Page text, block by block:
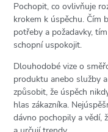
Pochopit, co ovlivňuje
krokem k úspěchu. Čím
potřeby a požadavky,
schopní uspokojit.
Dlouhodobé vize o
produktu anebo služby
způsobit, že úspěch
hlas zákazníka.
dávno pochopily a vědí,